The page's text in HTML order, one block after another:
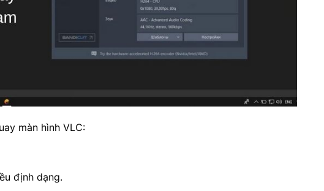
màn hình VLC:
định dạng.